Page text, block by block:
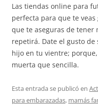
Las tiendas online para
perfecta para que te
que te aseguras de tener
repetirá. Date el gusto
hijo en tu vientre;
muerta que sencilla.
Esta entrada se publicó en
para embarazadas, mamás